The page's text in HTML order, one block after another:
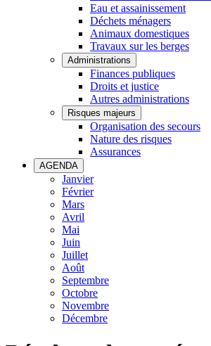
Eau et assainissement
Déchets ménagers
Animaux domestiques
Travaux sur les berges
Administrations
Finances publiques
Droits et justice
Autres administrations
Risques majeurs
Organisation des secours
Nature des risques
Assurances
AGENDA
Janvier
Février
Mars
Avril
Mai
Juin
Juillet
Août
Septembre
Octobre
Novembre
Décembre